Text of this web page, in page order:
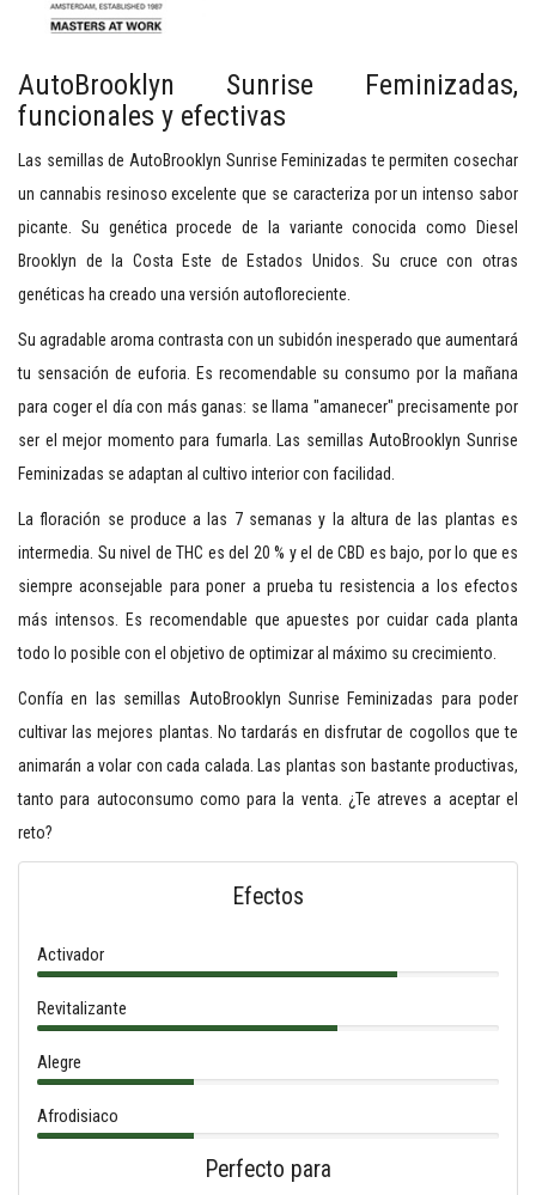
AutoBrooklyn Sunrise Feminizadas,
funcionales y efectivas
Las semillas de AutoBrooklyn Sunrise Feminizadas te permiten cosechar
un cannabis resinoso excelente que se caracteriza por un intenso sabor
picante. Su genética procede de la variante conocida como Diesel
Brooklyn de la Costa Este de Estados Unidos. Su cruce con otras
genéticas ha creado una versión autofloreciente.
Su agradable aroma contrasta con un subidón inesperado que aumentará
tu sensación de euforia. Es recomendable su consumo por la mañana
para coger el día con más ganas: se llama "amanecer" precisamente por
ser el mejor momento para fumarla. Las semillas AutoBrooklyn Sunrise
Feminizadas se adaptan al cultivo interior con facilidad.
La floración se produce a las 7 semanas y la altura de las plantas es
intermedia. Su nivel de THC es del 20 % y el de CBD es bajo, por lo que es
siempre aconsejable para poner a prueba tu resistencia a los efectos
más intensos. Es recomendable que apuestes por cuidar cada planta
todo lo posible con el objetivo de optimizar al máximo su crecimiento.
Confía en las semillas AutoBrooklyn Sunrise Feminizadas para poder
cultivar las mejores plantas. No tardarás en disfrutar de cogollos que te
animarán a volar con cada calada. Las plantas son bastante productivas,
tanto para autoconsumo como para la venta. ¿Te atreves a aceptar el
reto?
Efectos
Activador
Revitalizante
Alegre
Afrodisiaco
Perfecto para